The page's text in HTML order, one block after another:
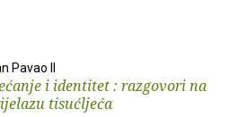
Pavao II
i identitet : razgovori na
tisućljeća